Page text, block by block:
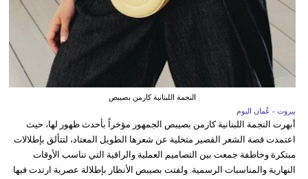
النجمة اللبنانية كارمن بصيبص
بيروت - عُمان اليوم
أبهرت النجمة اللبنانية كارمن بصيبص الجمهور مؤخراً بأحدث ظهور لها، حيث
اعتمدت قصة الشعر القصير متخلية عن شعرها الطويل المعتاد، لتتألق بإطلالات
مبتكرة وخاطفة جمعت بين التصاميم العملية والراقية التي تناسب الأوقات
النهارية والمناسبات الرسمية. ولفتت بصيبص الأنظار بإطلالة عصرية ارتدت فيها